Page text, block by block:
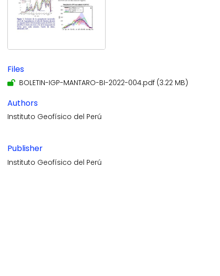
Files
BOLETIN-IGP-MANTARO-BI-2022-004.pdf (3.22 MB)
Authors
Instituto Geofísico del Perú
Publisher
Instituto Geofísico del Perú